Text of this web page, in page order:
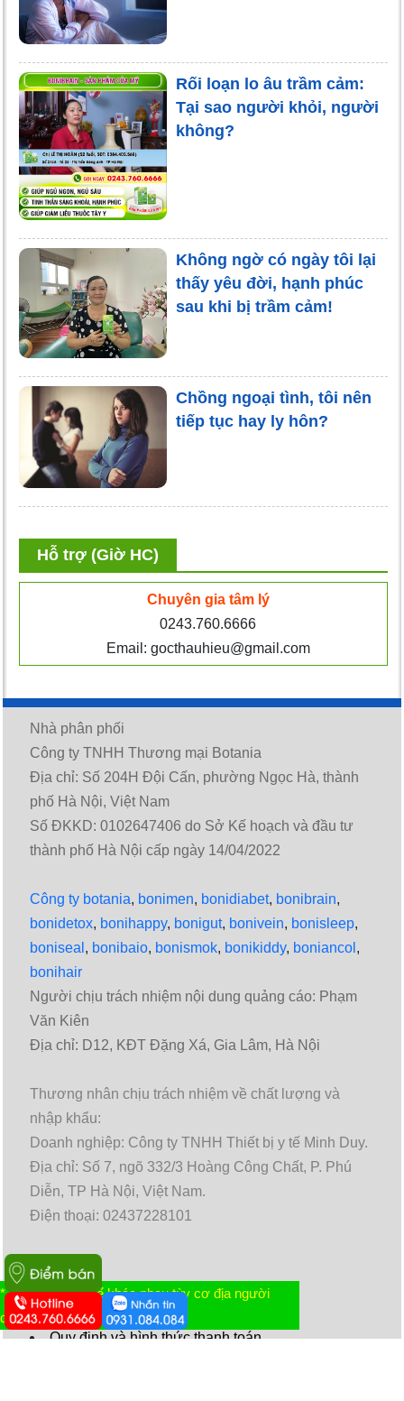
Rối loạn lo âu trầm cảm:
Tại sao người khỏi, người
không?
Không ngờ có ngày tôi lại
thấy yêu đời, hạnh phúc
sau khi bị trầm cảm!
Chồng ngoại tình, tôi nên
tiếp tục hay ly hôn?
Hỗ trợ (Giờ HC)
Chuyên gia tâm lý
0243.760.6666
Email: gocthauhieu@gmail.com
Nhà phân phối
Công ty TNHH Thương mại Botania
Địa chỉ: Số 204H Đội Cấn, phường Ngọc Hà, thành
phố Hà Nội, Việt Nam
Số ĐKKD: 0102647406 do Sở Kế hoạch và đầu tư
thành phố Hà Nội cấp ngày 14/04/2022
Công ty botania, bonimen, bonidiabet, bonibrain,
bonidetox, bonihappy, bonigut, bonivein, bonisleep,
boniseal , bonibaio, bonismok, bonikiddy, boniancol ,
bonihair
Người chịu trách nhiệm nội dung quảng cáo: Phạm
Văn Kiên
Địa chỉ: D12, KĐT Đặng Xá, Gia Lâm, Hà Nội
Thương nhân chịu trách nhiệm về chất lượng và
nhập khẩu:
Doanh nghiệp: Công ty TNHH Thiết bị y tế Minh Duy.
Địa chỉ: Số 7, ngõ 332/3 Hoàng Công Chất, P. Phú
Diễn, TP Hà Nội, Việt Nam.
Điện thoại: 02437228101
Chính sách và quy định chung
Quy định và hình thức thanh toán
* Tác dụng có thể khác nhau tùy cơ địa người
dùng